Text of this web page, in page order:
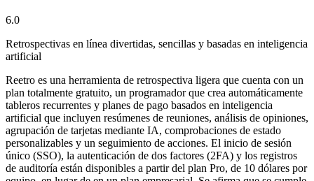
6.0
Retrospectivas en línea divertidas, sencillas y basadas en inteligencia
artificial
Reetro es una herramienta de retrospectiva ligera que cuenta con un
plan totalmente gratuito, un programador que crea automáticamente
tableros recurrentes y planes de pago basados en inteligencia
artificial que incluyen resúmenes de reuniones, análisis de opiniones,
agrupación de tarjetas mediante IA, comprobaciones de estado
personalizables y un seguimiento de acciones. El inicio de sesión
único (SSO), la autenticación de dos factores (2FA) y los registros
de auditoría están disponibles a partir del plan Pro, de 10 dólares por